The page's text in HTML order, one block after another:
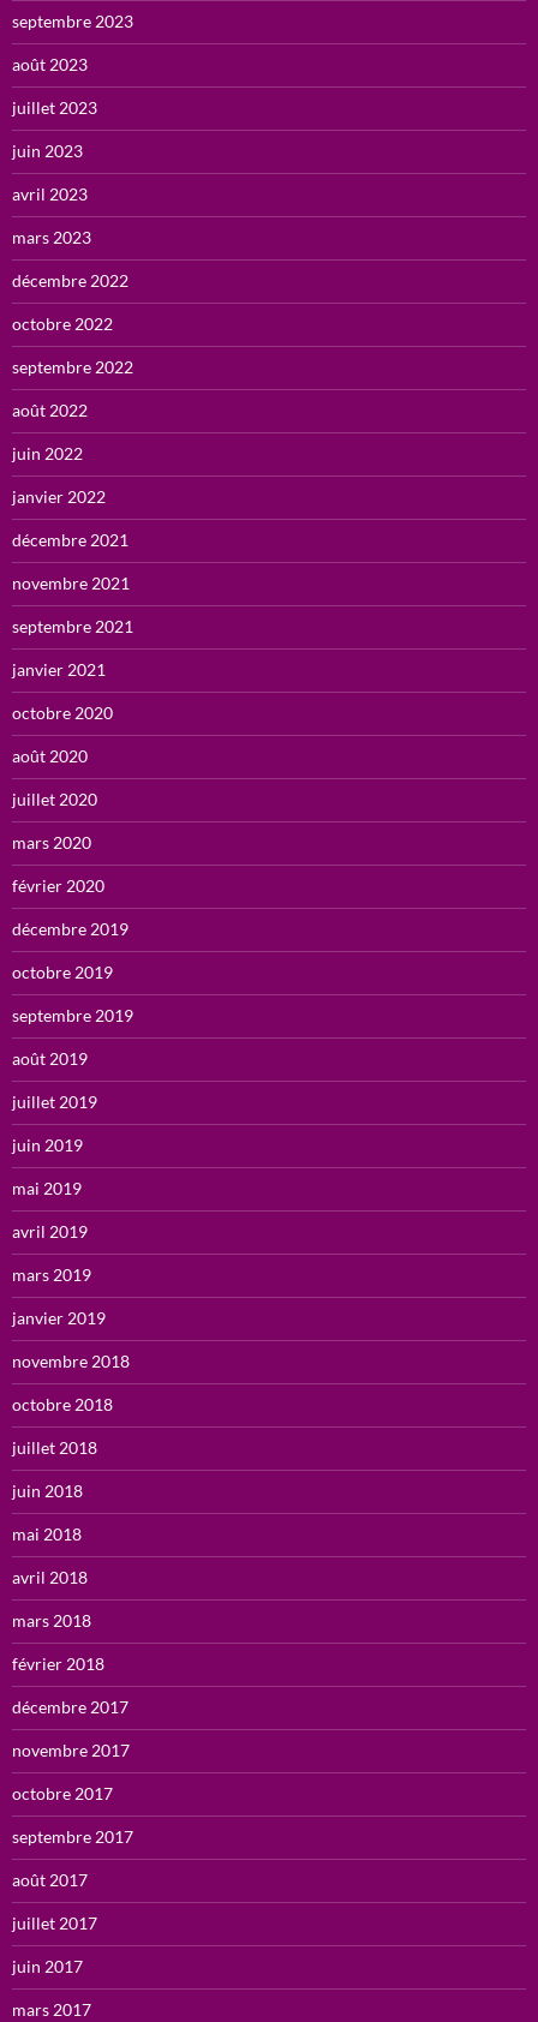
septembre 2023
août 2023
juillet 2023
juin 2023
avril 2023
mars 2023
décembre 2022
octobre 2022
septembre 2022
août 2022
juin 2022
janvier 2022
décembre 2021
novembre 2021
septembre 2021
janvier 2021
octobre 2020
août 2020
juillet 2020
mars 2020
février 2020
décembre 2019
octobre 2019
septembre 2019
août 2019
juillet 2019
juin 2019
mai 2019
avril 2019
mars 2019
janvier 2019
novembre 2018
octobre 2018
juillet 2018
juin 2018
mai 2018
avril 2018
mars 2018
février 2018
décembre 2017
novembre 2017
octobre 2017
septembre 2017
août 2017
juillet 2017
juin 2017
mars 2017